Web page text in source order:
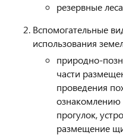
резервные
Вспомогательные
использования
природно-
части
проведения
ознакомлению
прогулок,
размещение